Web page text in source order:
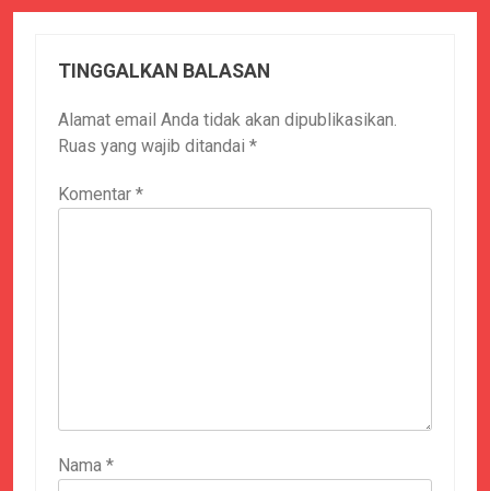
TINGGALKAN BALASAN
Alamat email Anda tidak akan dipublikasikan.
Ruas yang wajib ditandai *
Komentar *
Nama *